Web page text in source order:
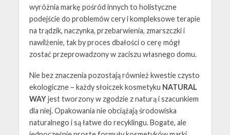
wyróżnia markę pośród innych to holistyczne
podejście do problemów cery i kompleksowe terapie
na trądzik, naczynka, przebarwienia, zmarszczki i
nawilżenie, tak by proces dbałości o cerę mógł
zostać przeprowadzony w zaciszu własnego domu.
Nie bez znaczenia pozostają również kwestie czysto
ekologiczne – każdy słoiczek kosmetyku NATURAL
WAYjest tworzony w zgodzie z naturą i szacunkiem
dla niej. Opakowania nie obciążają środowiska
naturalnego i są łatwe do recyklingu. Bogate, ale